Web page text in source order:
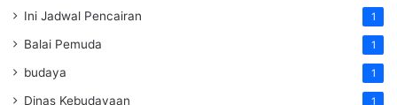
Ini Jadwal Pencairan 1
Balai Pemuda 1
budaya 1
Dinas Kebudayaan 1